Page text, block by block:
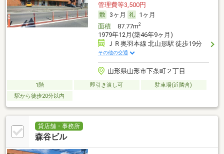
管理費等3,500円
3ヶ月
1ヶ月
面積87.77m2
1979年12月(築46年9ヶ月)
ＪＲ奥羽本線 北山形駅 徒歩19分
その他の交通
山形県山形市下条町２丁目
1階 即引き渡し可
駐車場(近隣含)
駅から徒歩20分以内
貸店舗・事務所
森谷ビル